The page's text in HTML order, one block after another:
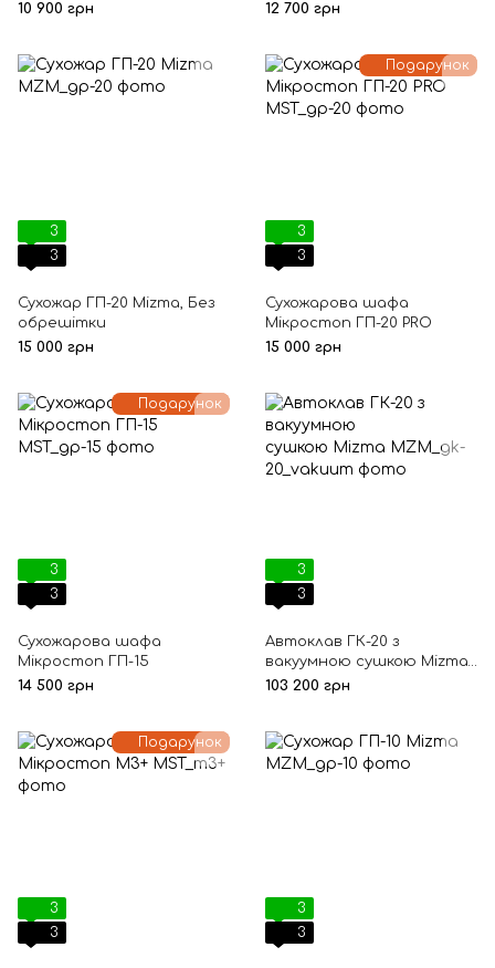
10 900 грн
12 700 грн
3
3
Сухожар ГП-20 Mizma, Без
обрешітки
15 000 грн
Подарунок
3
3
Сухожарова шафа
Мікростоп ГП-20 PRO
15 000 грн
Подарунок
3
3
Сухожарова шафа
Мікростоп ГП-15
14 500 грн
3
3
Автоклав ГК-20 з
вакуумною сушкою Mizma,
Без обрешітки
103 200 грн
Подарунок
3
3
3
3